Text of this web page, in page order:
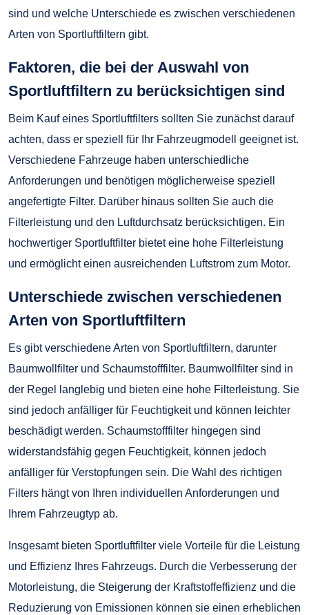
sind und welche Unterschiede es zwischen verschiedenen
Arten von Sportluftfiltern gibt.
Faktoren, die bei der Auswahl von
Sportluftfiltern zu berücksichtigen sind
Beim Kauf eines Sportluftfilters sollten Sie zunächst darauf
achten, dass er speziell für Ihr Fahrzeugmodell geeignet ist.
Verschiedene Fahrzeuge haben unterschiedliche
Anforderungen und benötigen möglicherweise speziell
angefertigte Filter. Darüber hinaus sollten Sie auch die
Filterleistung und den Luftdurchsatz berücksichtigen. Ein
hochwertiger Sportluftfilter bietet eine hohe Filterleistung
und ermöglicht einen ausreichenden Luftstrom zum Motor.
Unterschiede zwischen verschiedenen
Arten von Sportluftfiltern
Es gibt verschiedene Arten von Sportluftfiltern, darunter
Baumwollfilter und Schaumstofffilter. Baumwollfilter sind in
der Regel langlebig und bieten eine hohe Filterleistung. Sie
sind jedoch anfälliger für Feuchtigkeit und können leichter
beschädigt werden. Schaumstofffilter hingegen sind
widerstandsfähig gegen Feuchtigkeit, können jedoch
anfälliger für Verstopfungen sein. Die Wahl des richtigen
Filters hängt von Ihren individuellen Anforderungen und
Ihrem Fahrzeugtyp ab.
Insgesamt bieten Sportluftfilter viele Vorteile für die Leistung
und Effizienz Ihres Fahrzeugs. Durch die Verbesserung der
Motorleistung, die Steigerung der Kraftstoffeffizienz und die
Reduzierung von Emissionen können sie einen erheblichen